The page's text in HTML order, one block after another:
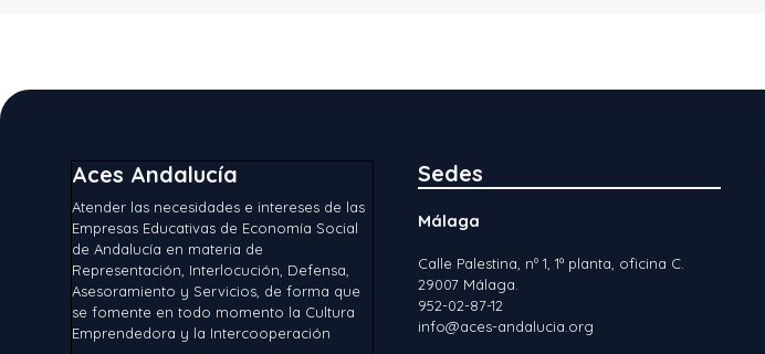
Aces Andalucía
Atender las necesidades e intereses de las
Empresas Educativas de Economía Social
de Andalucía en materia de
Representación, Interlocución, Defensa,
Asesoramiento y Servicios, de forma que
se fomente en todo momento la Cultura
Emprendedora y la Intercooperación
Sedes
Málaga
Calle Palestina, nº 1, 1ª planta, oficina C.
29007 Málaga.
952-02-87-12
info@aces-andalucia.org